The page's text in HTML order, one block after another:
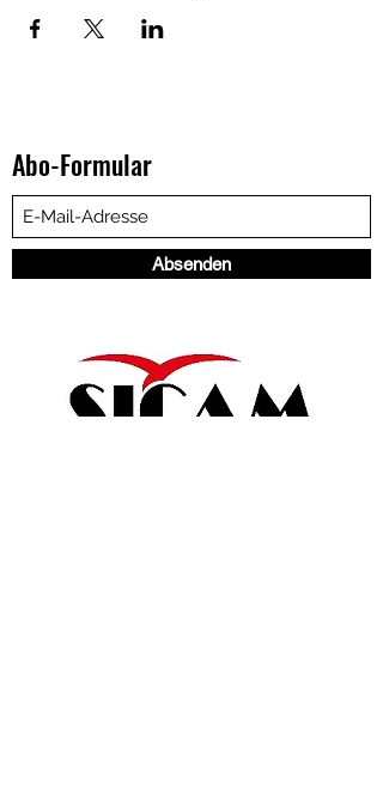
Abo-Formular
Absenden